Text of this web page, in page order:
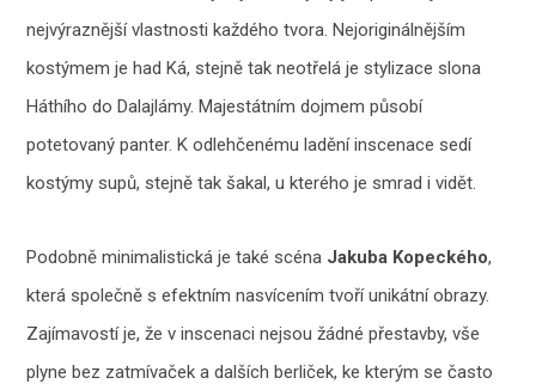
nejvýraznější vlastnosti každého tvora. Nejoriginálnějším
kostýmem je had Ká, stejně tak neotřelá je stylizace slona
Háthího do Dalajlámy. Majestátním dojmem působí
potetovaný panter. K odlehčenému ladění inscenace sedí
kostýmy supů, stejně tak šakal, u kterého je smrad i vidět.
Podobně minimalistická je také scéna Jakuba Kopeckého,
která společně s efektním nasvícením tvoří unikátní obrazy.
Zajímavostí je, že v inscenaci nejsou žádné přestavby, vše
plyne bez zatmívaček a dalších berliček, ke kterým se často